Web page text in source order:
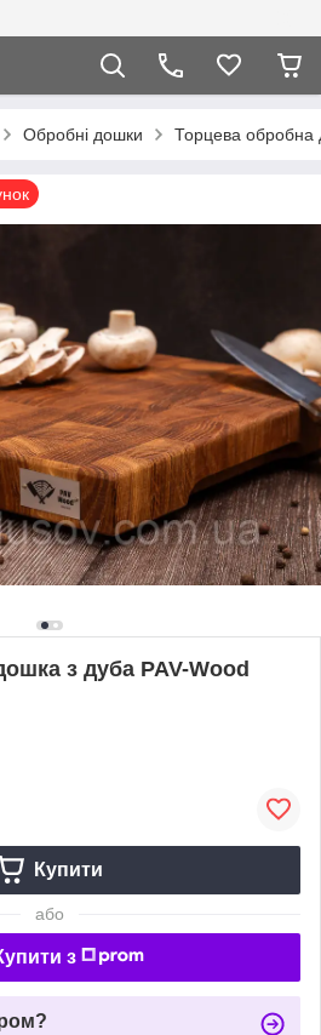
Обробні дошки Торцева обробна
з дуба PAV-Wood
Купити
або
з